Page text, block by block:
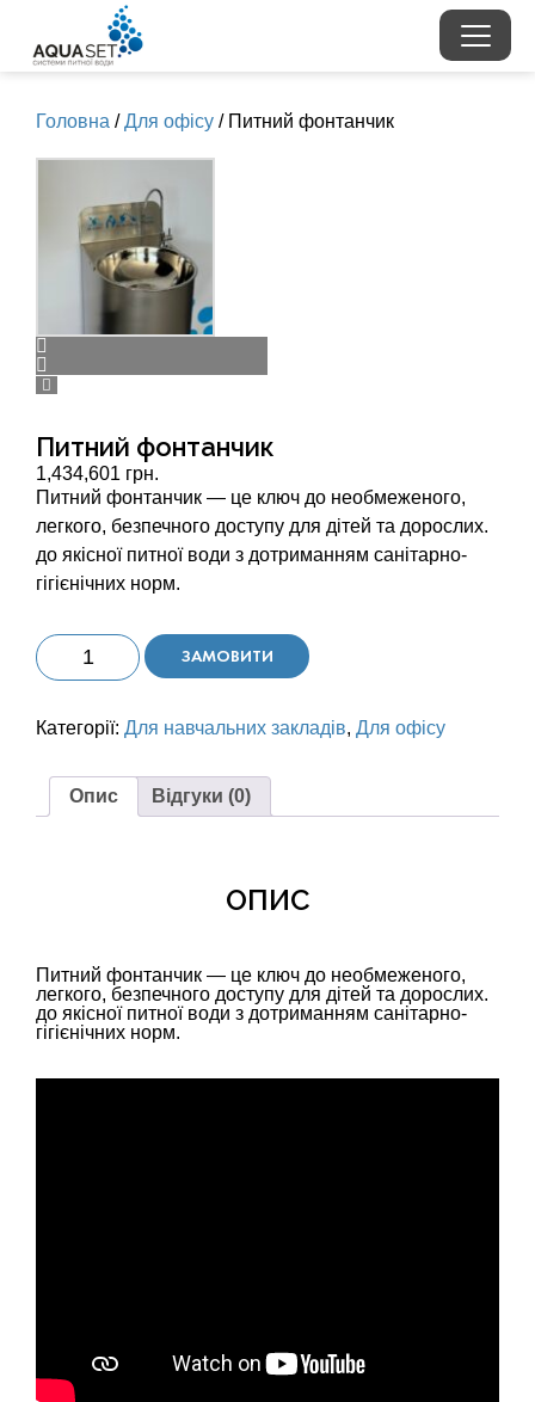
Головна /Для офісу / Питний фонтанчик
Питний фонтанчик
1,434,601 грн.
Питний фонтанчик — це ключ до необмеженого,
легкого, безпечного доступу для дітей та дорослих.
до якісної питної води з дотриманням санітарно-
гігієнічних норм.
Питний
фонтанчик
кількість
ЗАМОВИТИ
Категорії: Для навчальних закладів, Для офісу
Опис Відгуки (0)
ОПИС
Питний фонтанчик — це ключ до необмеженого,
легкого, безпечного доступу для дітей та дорослих.
до якісної питної води з дотриманням санітарно-
гігієнічних норм.